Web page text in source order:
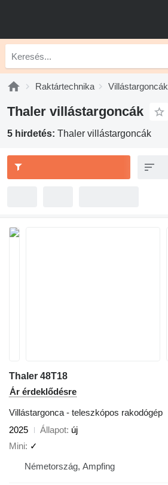
Raktártechnika Villástargoncák
Thaler villástargoncák
5 hirdetés: Thaler villástargoncák
Thaler 48T18
Ár érdeklődésre
Villástargonca - teleszkópos rakodógép
2025
Állapot új
Mini ✓
Németország, Ampfing